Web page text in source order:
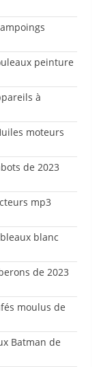
peinture
à
moteurs
de 2023
mp3
blanc
de 2023
moulus de
Batman de